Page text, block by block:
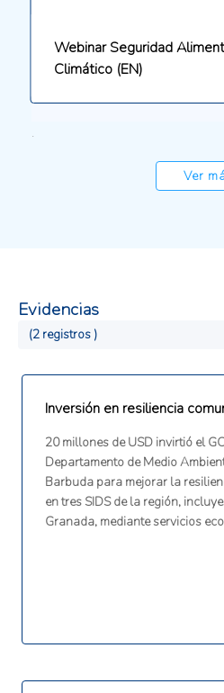
Webinar Seguridad
Climático (EN)
.
Ver
Evidencias
(2 registros )
Inversión en resiliencia
20 millones de USD invirtió el
Departamento de Medio
Barbuda para mejorar la
en tres SIDS de la región,
Granada, mediante servicios